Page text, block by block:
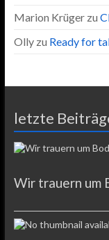
Marion Krügerzu
Ollyzu Ready for
letzte
Wir trauern um